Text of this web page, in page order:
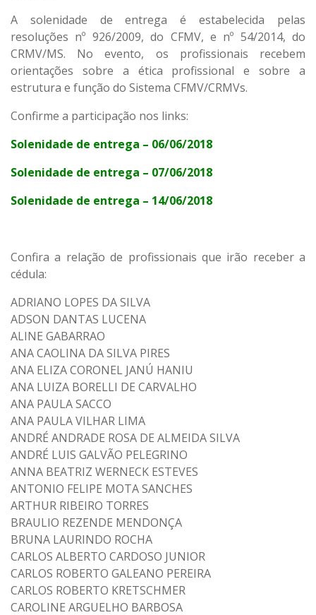
A solenidade de entrega é estabelecida pelas
resoluções nº 926/2009, do CFMV, e nº 54/2014, do
CRMV/MS. No evento, os profissionais recebem
orientações sobre a ética profissional e sobre a
estrutura e função do Sistema CFMV/CRMVs.
Confirme a participação nos links:
Solenidade de entrega – 06/06/2018
Solenidade de entrega – 07/06/2018
Solenidade de entrega – 14/06/2018
Confira a relação de profissionais que irão receber a
cédula:
ADRIANO LOPES DA SILVA
ADSON DANTAS LUCENA
ALINE GABARRAO
ANA CAOLINA DA SILVA PIRES
ANA ELIZA CORONEL JANÚ HANIU
ANA LUIZA BORELLI DE CARVALHO
ANA PAULA SACCO
ANA PAULA VILHAR LIMA
ANDRÉ ANDRADE ROSA DE ALMEIDA SILVA
ANDRÉ LUIS GALVÃO PELEGRINO
ANNA BEATRIZ WERNECK ESTEVES
ANTONIO FELIPE MOTA SANCHES
ARTHUR RIBEIRO TORRES
BRAULIO REZENDE MENDONÇA
BRUNA LAURINDO ROCHA
CARLOS ALBERTO CARDOSO JUNIOR
CARLOS ROBERTO GALEANO PEREIRA
CARLOS ROBERTO KRETSCHMER
CAROLINE ARGUELHO BARBOSA